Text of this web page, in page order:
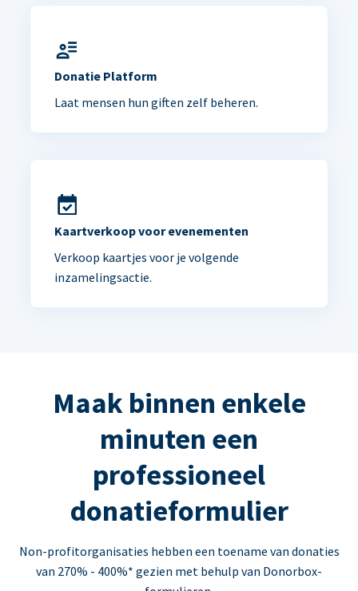
Donatie Platform
Laat mensen hun giften zelf beheren.
Kaartverkoop voor evenementen
Verkoop kaartjes voor je volgende
inzamelingsactie.
Maak binnen enkele
minuten een
professioneel
donatieformulier
Non-profitorganisaties hebben een toename van donaties
van 270% - 400%* gezien met behulp van Donorbox-